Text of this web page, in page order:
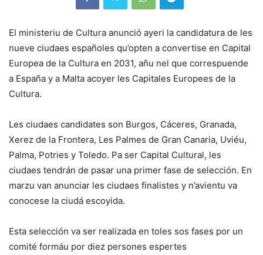
El ministeriu de Cultura anunció ayeri la candidatura de les
nueve ciudaes españoles qu’opten a convertise en Capital
Europea de la Cultura en 2031, añu nel que correspuende
a España y a Malta acoyer les Capitales Europees de la
Cultura.
Les ciudaes candidates son Burgos, Cáceres, Granada,
Xerez de la Frontera, Les Palmes de Gran Canaria, Uviéu,
Palma, Potries y Toledo. Pa ser Capital Cultural, les
ciudaes tendrán de pasar una primer fase de selección. En
marzu van anunciar les ciudaes finalistes y n’avientu va
conocese la ciudá escoyida.
Esta selección va ser realizada en toles sos fases por un
comité formáu por diez persones espertes